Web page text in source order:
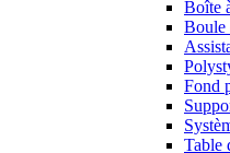
Boîte
Boule
Fond
Table